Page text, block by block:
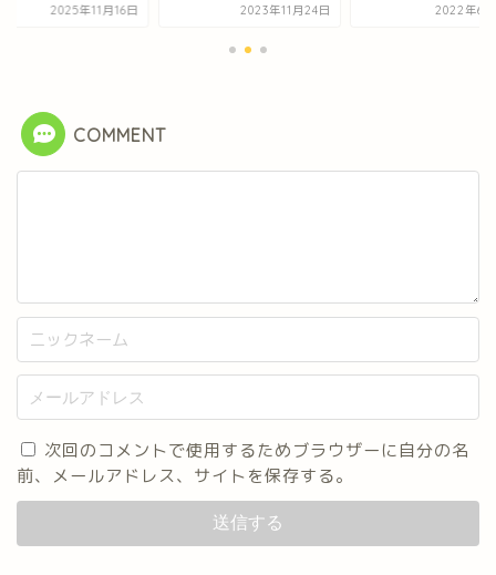
2023年11月24日 2022年6月23日
COMMENT
次回のコメントで使用するためブラウザーに自分の名
前、メールアドレス、サイトを保存する。